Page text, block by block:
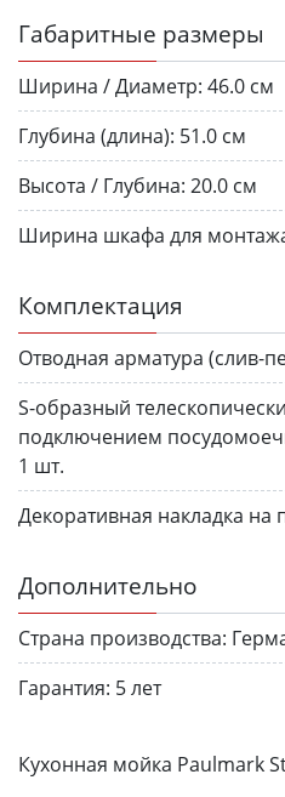
Габаритные размеры
Ширина / Диаметр: 46.0 см
Глубина (длина): 51.0 см
Высота / Глубина: 20.0 см
Ширина шкафа для
Комплектация
Отводная арматура (слив-
S-образный
подключением
1 шт.
Декоративная накладка на
Дополнительно
Страна производства:
Гарантия: 5 лет
Кухонная мойка Paulmark